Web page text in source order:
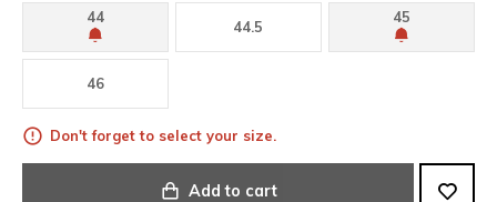
44
44.5
45
46
Don't forget to select your size.
Add to cart